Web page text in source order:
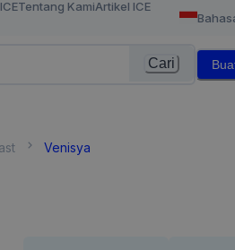
Tentang KamiArtikel ICE
Cari
Venisya